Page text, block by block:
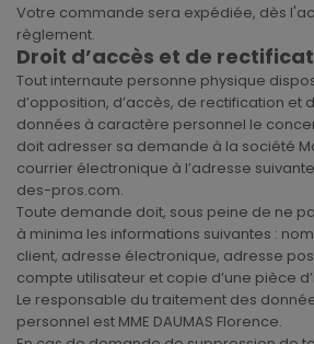
Votre commande sera expédiée, dès
règlement.
Droit d’accès et de
Tout internaute personne physique
d’opposition, d’accès, de rectification et
données à caractère personnel le
doit adresser sa demande à la société
courrier électronique à l’adresse
des-pros.com.
Toute demande doit, sous peine de ne
à minima les informations suivantes :
client, adresse électronique, adresse
compte utilisateur et copie d’une pièce
Le responsable du traitement des
personnel est MME DAUMAS Florence.